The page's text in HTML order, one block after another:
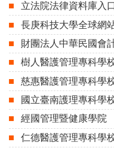
立法院法律資料庫入
長庚科技大學全球網
財團法人中華民國會
樹人醫護管理專科學
慈惠醫護管理專科學
國立臺南護理專科學
經國管理暨健康學院
仁德醫護管理專科學